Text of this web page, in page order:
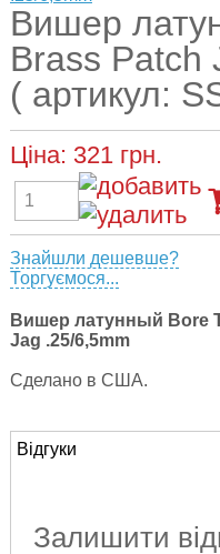
Вишер
Brass Patch
( артикул:
Ціна: 321 грн.
Знайшли дешевше?
Торгуємося...
Вишер латунный Bore
Jag .25/6,5mm
Сделано в США.
Відгуки
Залишити